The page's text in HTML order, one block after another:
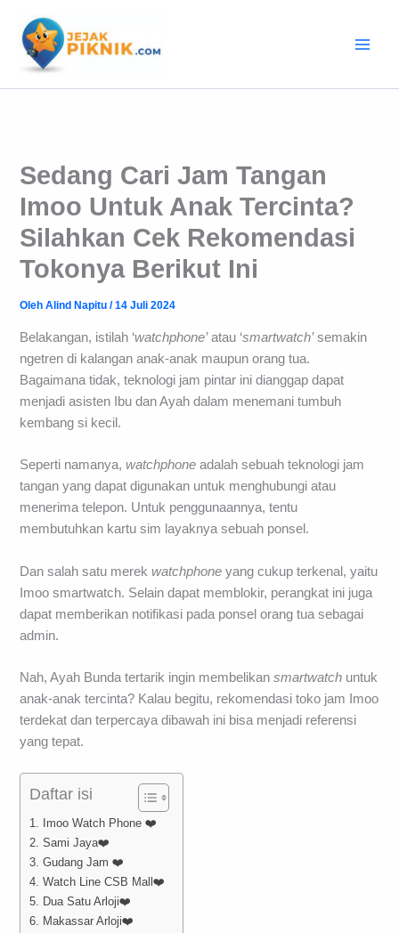
konten
Sedang Cari Jam Tangan
Imoo Untuk Anak Tercinta?
Silahkan Cek Rekomendasi
Tokonya Berikut Ini
OlehAlind Napitu/14 Juli 2024
Belakangan, istilah ‘watchphone’atau ‘smartwatch’semakin
ngetren di kalangan anak-anak maupun orang tua.
Bagaimana tidak, teknologi jam pintar ini dianggap dapat
menjadi asisten Ibu dan Ayah dalam menemani tumbuh
kembang si kecil.
Seperti namanya,watchphone adalah sebuah teknologi jam
tangan yang dapat digunakan untuk menghubungi atau
menerima telepon. Untuk penggunaannya, tentu
membutuhkan kartu sim layaknya sebuah ponsel.
Dan salah satu merekwatchphone yang cukup terkenal, yaitu
Imoo smartwatch. Selain dapat memblokir, perangkat ini juga
dapat memberikan notifikasi pada ponsel orang tua sebagai
admin.
Nah, Ayah Bunda tertarik ingin membelikansmartwatch untuk
anak-anak tercinta? Kalau begitu, rekomendasi toko jam Imoo
terdekat dan terpercaya dibawah ini bisa menjadi referensi
yang tepat.
Daftar isi
1. Imoo Watch Phone ❤️
2. Sami Jaya❤️
3. Gudang Jam ❤️
4. Watch Line CSB Mall❤️
5. Dua Satu Arloji❤️
6. Makassar Arloji❤️